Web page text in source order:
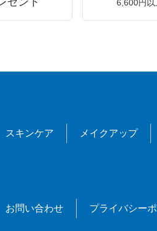
6,600円以
スキンケア メイクアップ
お問い合わせ プライバシー